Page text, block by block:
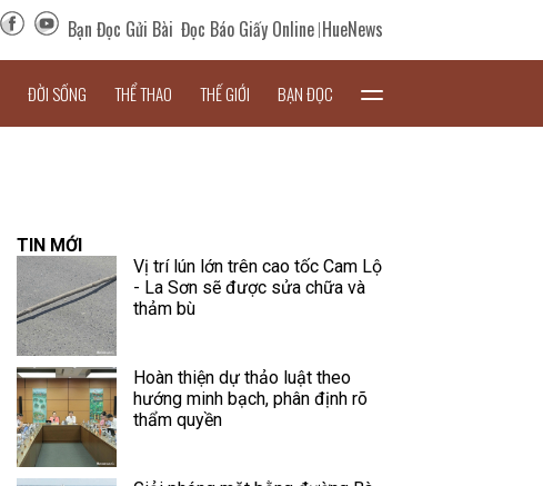
Bạn Đọc Gửi Bài Đọc Báo Giấy Online HueNews
ĐỜI SỐNG THỂ THAO THẾ GIỚI BẠN ĐỌC
TIN MỚI
Vị trí lún lớn trên cao tốc Cam Lộ
- La Sơn sẽ được sửa chữa và
thảm bù
Hoàn thiện dự thảo luật theo
hướng minh bạch, phân định rõ
thẩm quyền